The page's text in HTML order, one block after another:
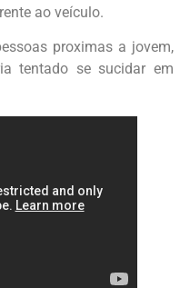
ao veículo.
proximas a jovem,
tentado se sucidar em